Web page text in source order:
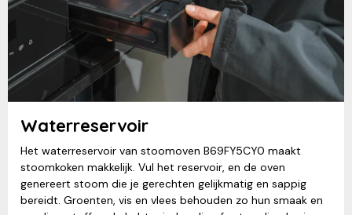
Waterreservoir
Het waterreservoir van stoomoven B69FY5CY0 maakt
stoomkoken makkelijk. Vul het reservoir, en de oven
genereert stoom die je gerechten gelijkmatig en sappig
bereidt. Groenten, vis en vlees behouden zo hun smaak en